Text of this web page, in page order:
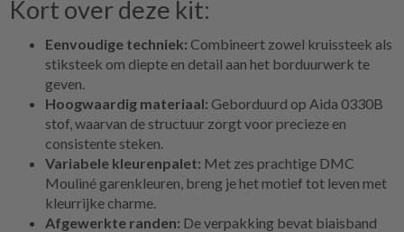
Kort over deze kit:
Eenvoudige techniek: Combineert zowel kruissteek als
stiksteek om diepte en detail aan het borduurwerk te
geven.
Hoogwaardig materiaal: Geborduurd op Aida 0330B
stof, waarvan de structuur zorgt voor precieze en
consistente steken.
Variabele kleurenpalet: Met zes prachtige DMC
Mouliné garenkleuren, breng je het motief tot leven met
kleurrijke charme.
Afgewerkte randen: De verpakking bevat biaisband